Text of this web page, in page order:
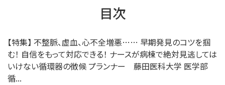
目次
【特集】 不整脈、虚血、心不全増悪…… 早期発見のコツを掴
む！ 自信をもって対応できる！ ナースが病棟で絶対見逃しては
いけない循環器の徴候 プランナー 藤田医科大学 医学部
循...